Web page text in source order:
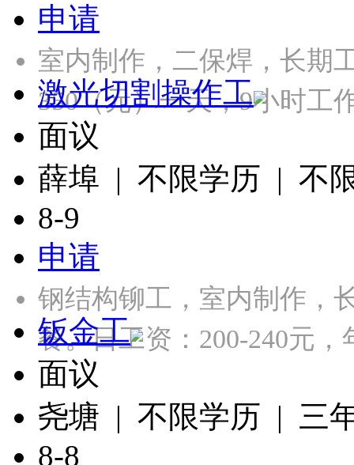
申请
室内制作，二保焊，长期
350（元）一天，9小时
激光切割操作工
面议
薛埠 | 不限学历 | 不
8-9
申请
钢结构铆工，室内制作，
餐。日工资：200-240元
钣金工
面议
尧塘 | 不限学历 | 三
8-8